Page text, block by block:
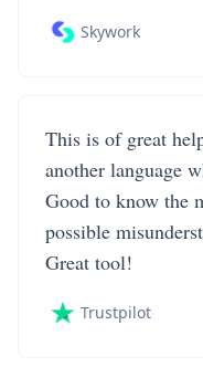
Skywork
This is of great
another language
Good to know the
possible
Great tool!
Trustpilot